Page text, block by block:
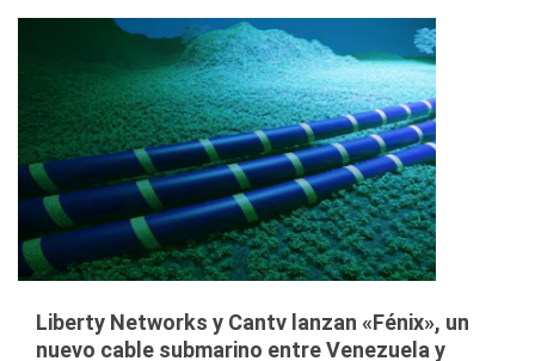
Liberty Networks y Cantv lanzan «Fénix», un
nuevo cable submarino entre Venezuela y